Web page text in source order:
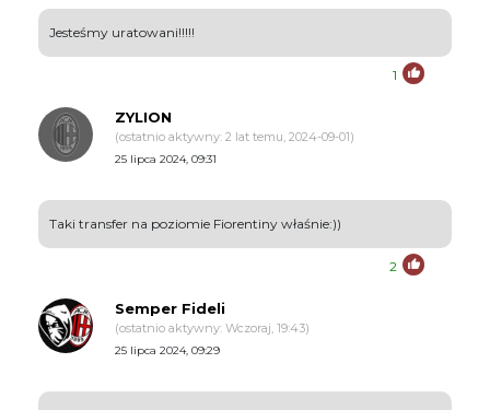
Jesteśmy uratowani!!!!!
1
ZYLION
(ostatnio aktywny: 2 lat temu, 2024-09-01)
25 lipca 2024, 09:31
Taki transfer na poziomie Fiorentiny właśnie:))
2
Semper Fideli
(ostatnio aktywny: Wczoraj, 19:43)
25 lipca 2024, 09:29